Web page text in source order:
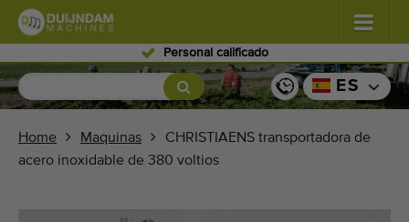
Personal calificado
Flores y plantas (576)
Verduras de invernadero (347)
ES
Home Maquinas
CHRISTIAENS transportadora de
acero inoxidable de 380 voltios